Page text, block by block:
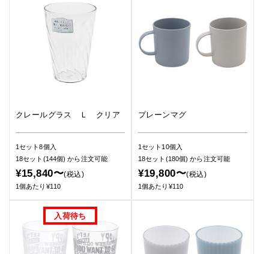
クレールグラス Ｌ クリア
1セット8個入
18セット(144個)から注文可能
¥15,840〜(税込)
1個あたり¥110
プレーンマグ
1セット10個入
18セット(180個)から注文可能
¥19,800〜(税込)
1個あたり¥110